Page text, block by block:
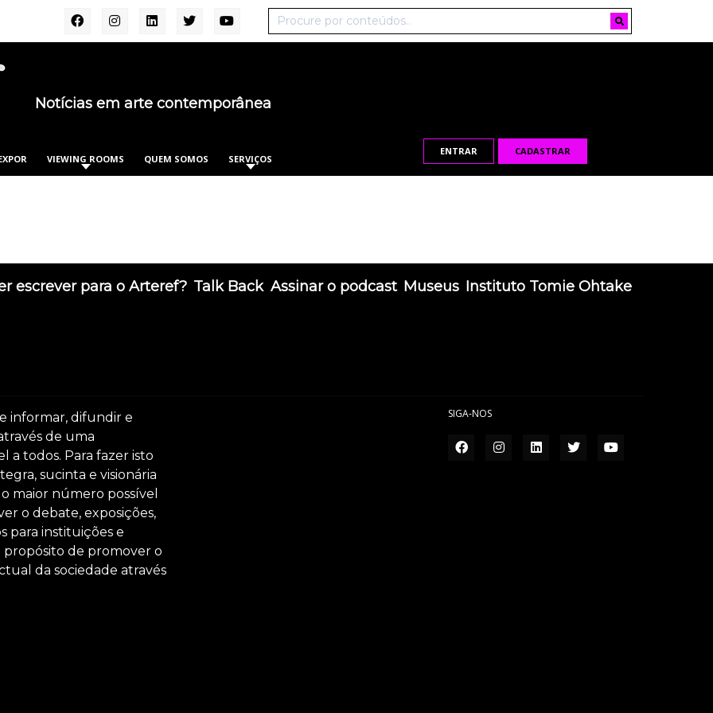
Notícias em arte contemporânea
VIEWING ROOMS QUEM SOMOS SERVIÇOS
ENTRAR CADASTRAR
escrever para o Arteref? Talk Back Assinar o podcast Museus Instituto Tomie Ohtake
informar, difundir e
de uma
a todos. Para fazer isto
sucinta e visionária
maior número possível
o debate, exposições,
para instituições e
propósito de promover o
da sociedade através
SIGA-NOS